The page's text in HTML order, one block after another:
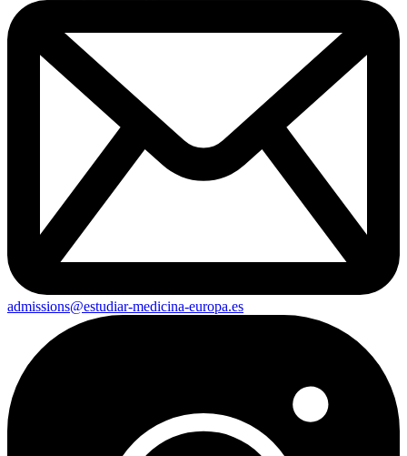
admissions@estudiar-medicina-europa.es